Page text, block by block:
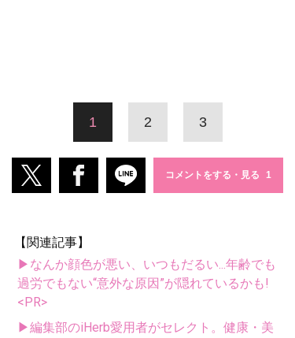
1 2 3
コメントをする・見る
【関連記事】
▶なんか顔色が悪い、いつもだるい...年齢でも
過労でもない“意外な原因”が隠れているかも!
<PR>
▶編集部のiHerb愛用者がセレクト。健康・美